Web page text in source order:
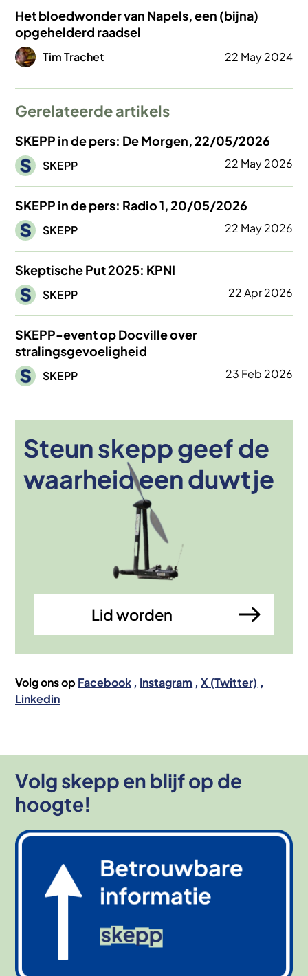
Het bloedwonder van Napels, een (bijna)
opgehelderd raadsel
Afbeelding
Tim Trachet 22 May 2024
Gerelateerde artikels
SKEPP in de pers: De Morgen, 22/05/2026
Afbeelding
SKEPP 22 May 2026
SKEPP in de pers: Radio 1, 20/05/2026
Afbeelding
SKEPP 22 May 2026
Skeptische Put 2025: KPNI
Afbeelding
SKEPP 22 Apr 2026
SKEPP-event op Docville over
stralingsgevoeligheid
Afbeelding
SKEPP 23 Feb 2026
Steun skepp geef de
waarheid een duwtje
Lid worden
Afbeelding
Volg ons op Facebook Instagram
X (Twitter)
Linkedin
Volg skepp en blijf op de
hoogte!
Afbeelding